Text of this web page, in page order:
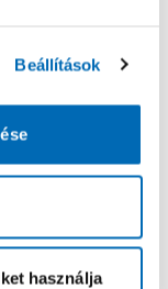
Beállítások
használja